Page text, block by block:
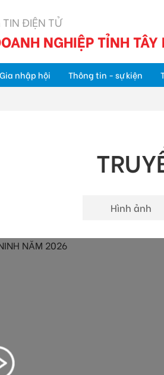
ĐIỆN TỬ
NGHIỆP TỈNH TÂY
Gia nhập hội Thông tin - sự kiện
Hình ảnh